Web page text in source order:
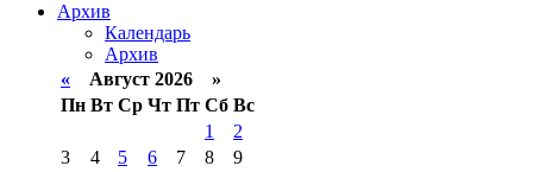
Архив
Календарь
Архив
« Август 2026 »
Пн Вт Ср Чт Пт Сб Вс
1
2
3
4 5 6 7 8
9